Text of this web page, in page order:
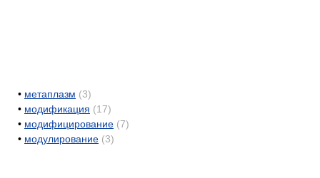
• метаплазм (3)
• модификация (17)
• модифицирование (7)
• модулирование (3)